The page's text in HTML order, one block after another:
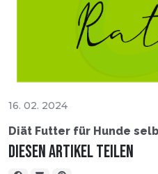
16. 02. 2024
Diät Futter für Hunde
Diesen Artikel teilen